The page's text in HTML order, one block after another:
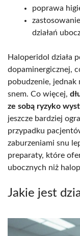
poprawa
działań
Haloperidol działa
dopaminergicznej,
pobudzenie, jednak
snem. Co więcej,
ze sobą ryzyko
jeszcze bardziej
przypadku
zaburzeniami snu
preparaty, które
ubocznych niż
Jakie jest